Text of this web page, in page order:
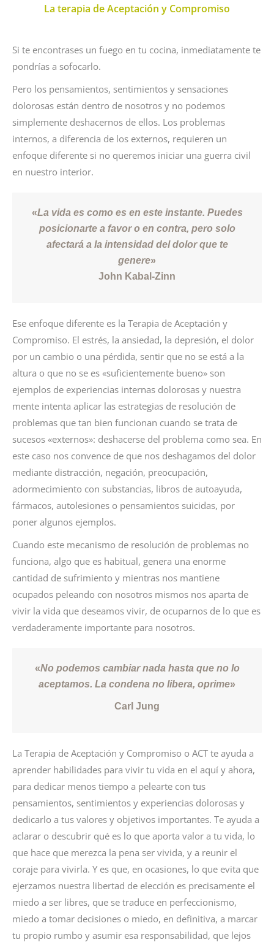
La terapia de Aceptación y Compromiso
Si te encontrases un fuego en tu cocina, inmediatamente te
pondrías a sofocarlo.
Pero los pensamientos, sentimientos y sensaciones
dolorosas están dentro de nosotros y no podemos
simplemente deshacernos de ellos. Los problemas
internos, a diferencia de los externos, requieren un
enfoque diferente si no queremos iniciar una guerra civil
en nuestro interior.
«La vida es como es en este instante. Puedes
posicionarte a favor o en contra, pero solo
afectará a la intensidad del dolor que te
genere»
John Kabal-Zinn
Ese enfoque diferente es la Terapia de Aceptación y
Compromiso. El estrés, la ansiedad, la depresión, el dolor
por un cambio o una pérdida, sentir que no se está a la
altura o que no se es «suficientemente bueno» son
ejemplos de experiencias internas dolorosas y nuestra
mente intenta aplicar las estrategias de resolución de
problemas que tan bien funcionan cuando se trata de
sucesos «externos»: deshacerse del problema como sea. En
este caso nos convence de que nos deshagamos del dolor
mediante distracción, negación, preocupación,
adormecimiento con substancias, libros de autoayuda,
fármacos, autolesiones o pensamientos suicidas, por
poner algunos ejemplos.
Cuando este mecanismo de resolución de problemas no
funciona, algo que es habitual, genera una enorme
cantidad de sufrimiento y mientras nos mantiene
ocupados peleando con nosotros mismos nos aparta de
vivir la vida que deseamos vivir, de ocuparnos de lo que es
verdaderamente importante para nosotros.
«No podemos cambiar nada hasta que no lo
aceptamos. La condena no libera, oprime»
Carl Jung
La Terapia de Aceptación y Compromiso o ACT te ayuda a
aprender habilidades para vivir tu vida en el aquí y ahora,
para dedicar menos tiempo a pelearte con tus
pensamientos, sentimientos y experiencias dolorosas y
dedicarlo a tus valores y objetivos importantes. Te ayuda a
aclarar o descubrir qué es lo que aporta valor a tu vida, lo
que hace que merezca la pena ser vivida, y a reunir el
coraje para vivirla. Y es que, en ocasiones, lo que evita que
ejerzamos nuestra libertad de elección es precisamente el
miedo a ser libres, que se traduce en perfeccionismo,
miedo a tomar decisiones o miedo, en definitiva, a marcar
tu propio rumbo y asumir esa responsabilidad, que lejos